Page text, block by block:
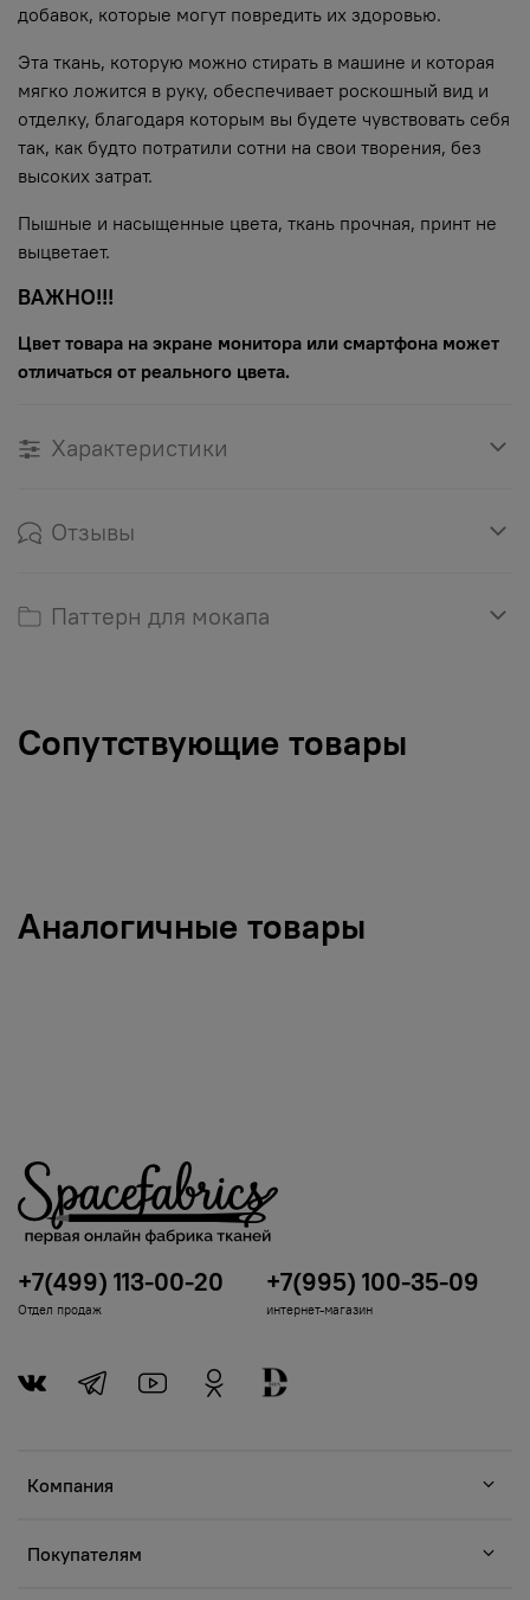
добавок, которые могут повредить их здоровью.
Эта ткань, которую можно стирать в машине и которая
мягко ложится в руку, обеспечивает роскошный вид и
отделку, благодаря которым вы будете чувствовать себя
так, как будто потратили сотни на свои творения, без
высоких затрат.
Пышные и насыщенные цвета, ткань прочная, принт не
выцветает.
ВАЖНО!!!
Цвет товара на экране монитора или смартфона может
отличаться от реального цвета.
Характеристики
Отзывы
Паттерн для мокапа
Сопутствующие товары
Аналогичные товары
Компания
Покупателям
+7(499) 113-00-20
Отдел продаж
+7(995) 100-35-09
интернет-магазин